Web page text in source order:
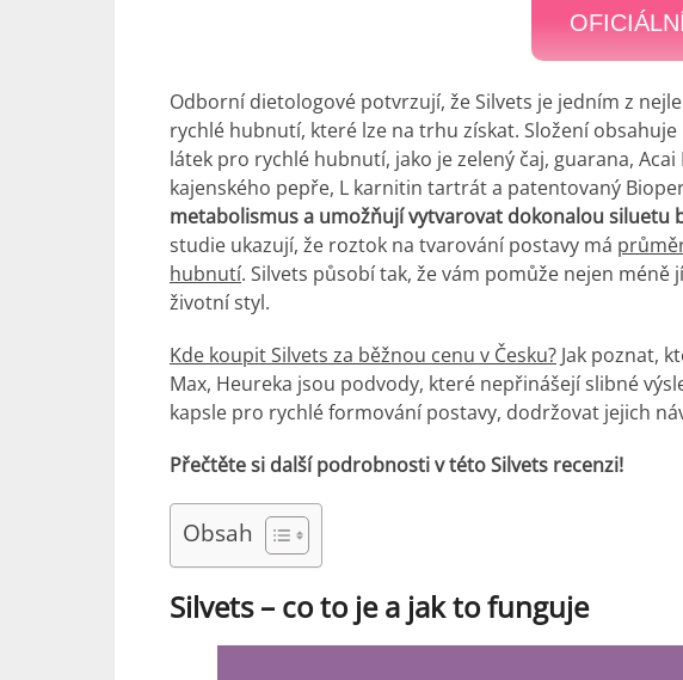
Odborní dietologové potvrzují, že Silvets je jedním z
rychlé hubnutí, které lze na trhu získat. Složení
látek pro rychlé hubnutí, jako je zelený čaj, guarana,
kajenského pepře, L karnitin tartrát a patentovaný
metabolismus a umožňují vytvarovat dokonalou siluetu
studie ukazují, že roztok na tvarování postavy má
hubnutí. Silvets působí tak, že vám pomůže nejen méně
životní styl.
Kde koupit Silvets za běžnou cenu v Česku? Jak poznat,
Max, Heureka jsou podvody, které nepřinášejí slibné
kapsle pro rychlé formování postavy, dodržovat jejich
Přečtěte si další podrobnosti v této Silvets recenzi!
Obsah
Silvets – co to je a jak to funguje